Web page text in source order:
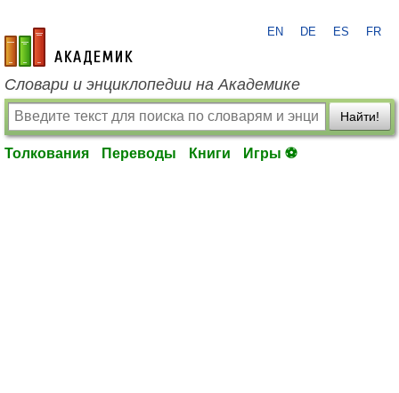
academic.ru
EN DE ES FR
Словари и энциклопедии на Академике
Найти!
Толкования Переводы Книги Игры ⚽